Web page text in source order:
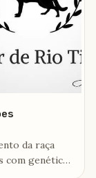
da raça
com genética